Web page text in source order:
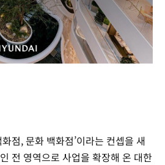
점, 문화 백화점’이라는 컨셉을 새
전 영역으로 사업을 확장해 온 대한